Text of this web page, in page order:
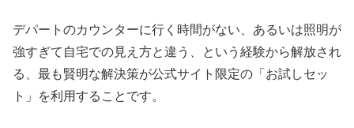
デパートのカウンターに行く時間がない、あるいは照明が
強すぎて自宅での見え方と違う、という経験から解放され
る、最も賢明な解決策が公式サイト限定の「お試しセッ
ト」を利用することです。